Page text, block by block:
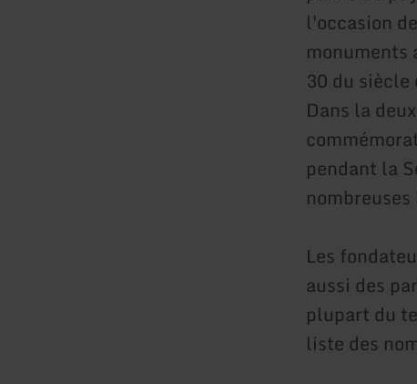
l'occasion
monuments
30 du
Dans la
pendant la
Les
aussi des
plupart du
liste des